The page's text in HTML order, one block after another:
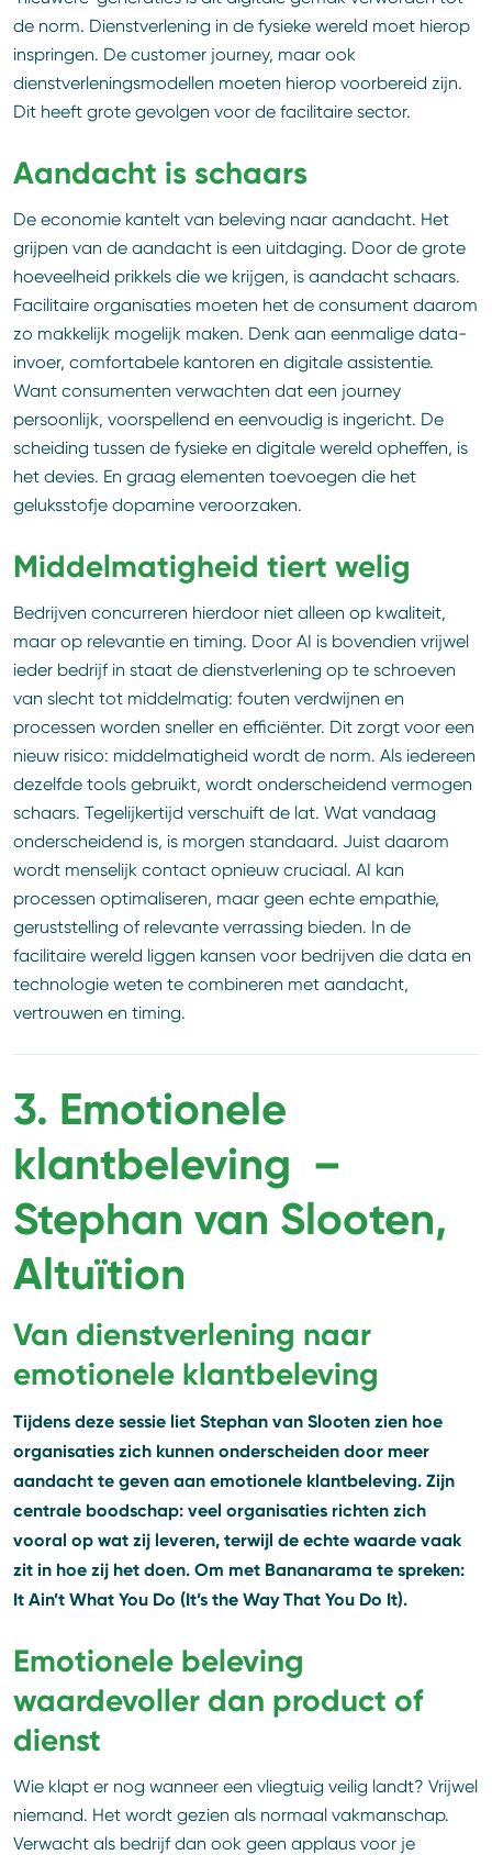
de norm. Dienstverlening in de fysieke wereld moet hierop
inspringen. De customer journey, maar ook
dienstverleningsmodellen moeten hierop voorbereid zijn.
Dit heeft grote gevolgen voor de facilitaire sector.
Aandacht is schaars
De economie kantelt van beleving naar aandacht. Het
grijpen van de aandacht is een uitdaging. Door de grote
hoeveelheid prikkels die we krijgen, is aandacht schaars.
Facilitaire organisaties moeten het de consument daarom
zo makkelijk mogelijk maken. Denk aan eenmalige data-
invoer, comfortabele kantoren en digitale assistentie.
Want consumenten verwachten dat een journey
persoonlijk, voorspellend en eenvoudig is ingericht. De
scheiding tussen de fysieke en digitale wereld opheffen, is
het devies. En graag elementen toevoegen die het
geluksstofje dopamine veroorzaken.
Middelmatigheid tiert welig
Bedrijven concurreren hierdoor niet alleen op kwaliteit,
maar op relevantie en timing. Door AI is bovendien vrijwel
ieder bedrijf in staat de dienstverlening op te schroeven
van slecht tot middelmatig: fouten verdwijnen en
processen worden sneller en efficiënter. Dit zorgt voor een
nieuw risico: middelmatigheid wordt de norm. Als iedereen
dezelfde tools gebruikt, wordt onderscheidend vermogen
schaars. Tegelijkertijd verschuift de lat. Wat vandaag
onderscheidend is, is morgen standaard. Juist daarom
wordt menselijk contact opnieuw cruciaal. AI kan
processen optimaliseren, maar geen echte empathie,
geruststelling of relevante verrassing bieden. In de
facilitaire wereld liggen kansen voor bedrijven die data en
technologie weten te combineren met aandacht,
vertrouwen en timing.
3. Emotionele
klantbeleving –
Stephan van Slooten,
Altuïtion
Van dienstverlening naar
emotionele klantbeleving
Tijdens deze sessie liet Stephan van Slooten zien hoe
organisaties zich kunnen onderscheiden door meer
aandacht te geven aan emotionele klantbeleving. Zijn
centrale boodschap: veel organisaties richten zich
vooral op wat zij leveren, terwijl de echte waarde vaak
zit in hoe zij het doen. Om met Bananarama te spreken:
It Ain’t What You Do (It’s the Way That You Do It).
Emotionele beleving
waardevoller dan product of
dienst
Wie klapt er nog wanneer een vliegtuig veilig landt? Vrijwel
niemand. Het wordt gezien als normaal vakmanschap.
Verwacht als bedrijf dan ook geen applaus voor je